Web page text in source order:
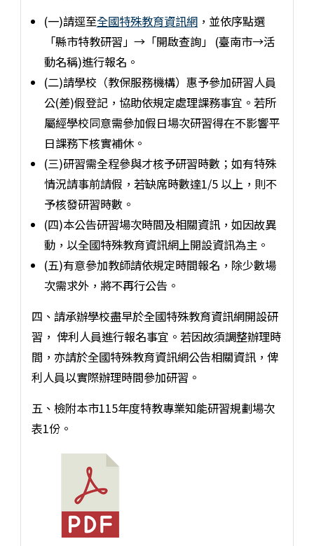
(一)請逕至全國特殊教育資訊網 ，並依序點選
「縣市特教研習」→「開啟查詢」 (臺南市→活
動名稱)進行報名。
(二)請學校（教保服務機構）惠予參加研習人員
公(差)假登記，協助依規定處理課務事宜。若所
屬經學校同意需參加假日場次研習得在不影響平
日課務下核實補休。
(三)研習需全程參與才核予研習時數；如有特殊
情況請事前請假，若缺席時數達1/5 以上，則不
予核發研習時數。
(四)本公告研習場次時間及相關資訊，如因故異
動，以全國特殊教育資訊網上開設資訊為主。
(五)有意參加教師請依規定時間報名，除少數場
次需求外，將不再行公告。
四、請承辦學校盡早於全國特殊教育資訊網開設研
習， 俾利人員進行報名事宜。若因故須調整辦理時
間，亦請於全國特殊教育資訊網公告相關資訊，俾
利人員以實際辦理時間參加研習。
五、檢附本市115年度特教專業知能研習規劃場次
表1份。